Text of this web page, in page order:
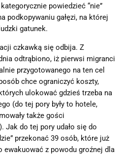
powiedzieć “nie”
podkopywaniu gałęzi, na której
gatunek.
czkawką się odbija. Z
odtrąbiono, iż pierwsi migranci
przygotowanego na ten cel
chce ograniczyć koszty,
ulokować gdzieś trzeba na
(do tej pory były to hotele,
także gości
Jak do tej pory udało się do
przekonać 39 osób, które już
ewakuować z powodu groźnej dla